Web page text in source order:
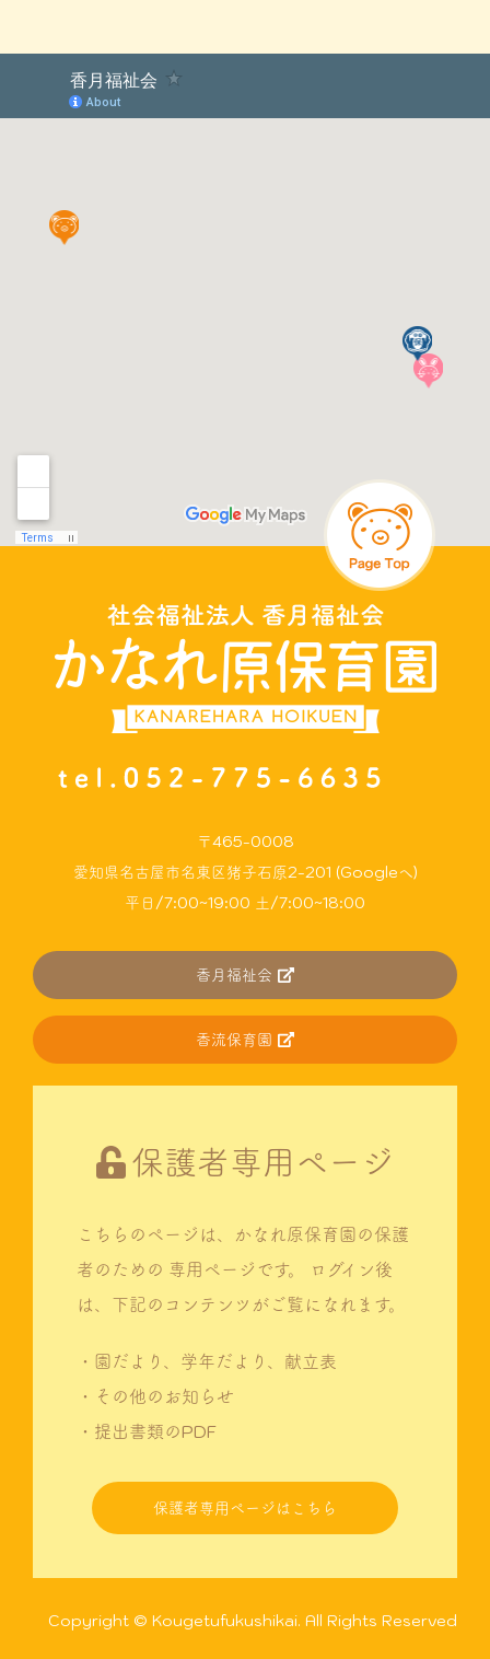
〒465-0008
愛知県名古屋市名東区猪子石原2-201 (Googleへ)
平日/7:00~19:00 土/7:00~18:00
香月福祉会
香流保育園
保護者専用ページ
こちらのページは、かなれ原保育園の保護
者のための 専用ページです。
ログイン後
は、下記のコンテンツがご覧になれます。
・園だより、学年だより、献立表
・その他のお知らせ
・提出書類のPDF
保護者専用ページはこちら
Copyright © Kougetufukushikai. All Rights Reserved